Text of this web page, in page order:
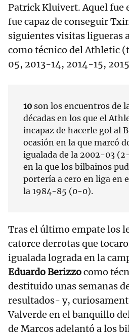
Patrick Kluivert. Aquel fue
fue capaz de conseguir
siguientes visitas ligueras
como técnico del Athletic
05, 2013-14, 2014-15,
10 son los encuentros de
décadas en los que el
incapaz de hacerle gol al
ocasión en la que marcó
igualada de la 2002-03
en la que los bilbainos
portería a cero en liga en
la 1984-85 (0-0).
Tras el último empate los
catorce derrotas que
igualada lograda en la
Eduardo Berizzocomo
destituido unas semanas
resultados- y,
Valverde en el banquillo
de Marcos adelantó a los